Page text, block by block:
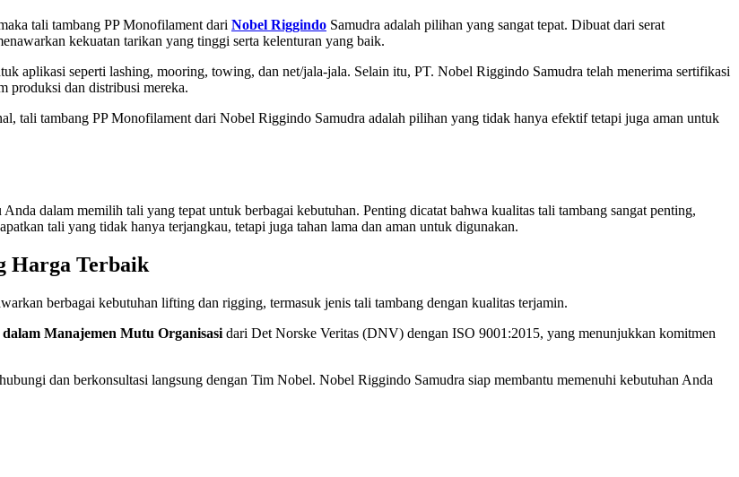
tali tambang PP Monofilament dari Nobel Riggindo Samudra adalah pilihan yang sangat tepat. Dibuat dari serat
kekuatan tarikan yang tinggi serta kelenturan yang baik.
aplikasi seperti lashing, mooring, towing, dan net/jala-jala. Selain itu, PT. Nobel Riggindo Samudra telah menerima sertifikasi
produksi dan distribusi mereka.
tali tambang PP Monofilament dari Nobel Riggindo Samudra adalah pilihan yang tidak hanya efektif tetapi juga aman untuk
dalam memilih tali yang tepat untuk berbagai kebutuhan. Penting dicatat bahwa kualitas tali tambang sangat penting,
tali yang tidak hanya terjangkau, tetapi juga tahan lama dan aman untuk digunakan.
Harga Terbaik
berbagai kebutuhan lifting dan rigging, termasuk jenis tali tambang dengan kualitas terjamin.
Manajemen Mutu Organisasi dari Det Norske Veritas (DNV) dengan ISO 9001:2015, yang menunjukkan komitmen
dan berkonsultasi langsung dengan Tim Nobel. Nobel Riggindo Samudra siap membantu memenuhi kebutuhan Anda